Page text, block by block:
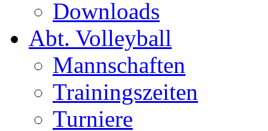
Downloads
Abt. Volleyball
Mannschaften
Trainingszeiten
Turniere